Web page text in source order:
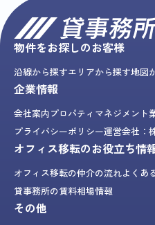
物件をお探しのお客様
沿線から探すエリアから探す地図
企業情報
会社案内プロパティマネジメント
プライバシーポリシー運営会社：
オフィス移転のお役立ち情
オフィス移転の仲介の流れよくあ
貸事務所の賃料相場情報
その他